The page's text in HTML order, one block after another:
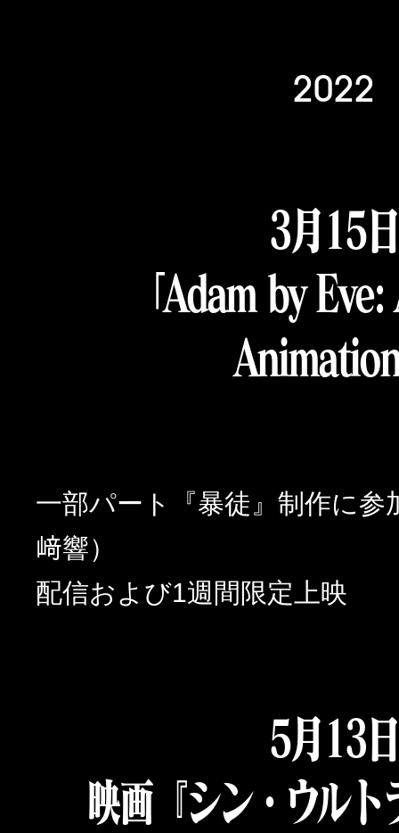
2022
3月15日
「Adam by
一部パート『暴徒』制作に参
﨑響）
配信および1週間限定上映
5月13日
映画『シン・ウル